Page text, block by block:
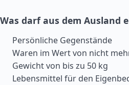
Was darf aus dem Ausland
Persönliche Gegenstände
Waren im Wert von nicht
Gewicht von bis zu 50 kg
Lebensmittel für den